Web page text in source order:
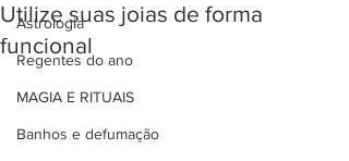
Astrologia
Regentes do ano
MAGIA E RITUAIS
Banhos e defumação
Utilize suas joias de forma
funcional